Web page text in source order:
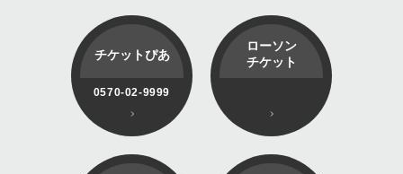
チケットぴあ
0570-02-9999
ローソン
チケット